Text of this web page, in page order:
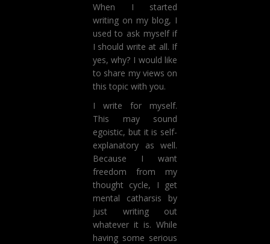
When I started
writing on my blog, I
used to ask myself if
I should write at all. If
yes, why? I would like
to share my views on
this topic with you.
I write for myself.
This may sound
egoistic, but it is self-
explanatory as well.
Because I want
freedom from my
thought cycle, I get
mental catharsis by
just writing out
whatever it is. While
having some serious